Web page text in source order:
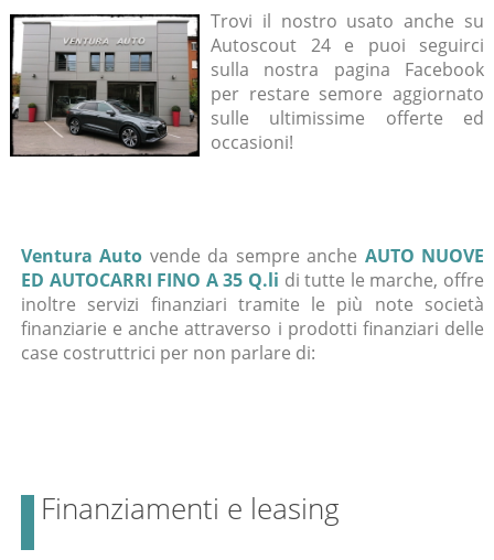
Trovi il nostro usato anche su
Autoscout 24 e puoi seguirci
sulla nostra pagina Facebook
per restare semore aggiornato
sulle ultimissime offerte ed
occasioni!
Ventura Auto vende da sempre anche AUTO NUOVE
ED AUTOCARRI FINO A 35 Q.li di tutte le marche, offre
inoltre servizi finanziari tramite le più note società
finanziarie e anche attraverso i prodotti finanziari delle
case costruttrici per non parlare di:
Finanziamenti e leasing